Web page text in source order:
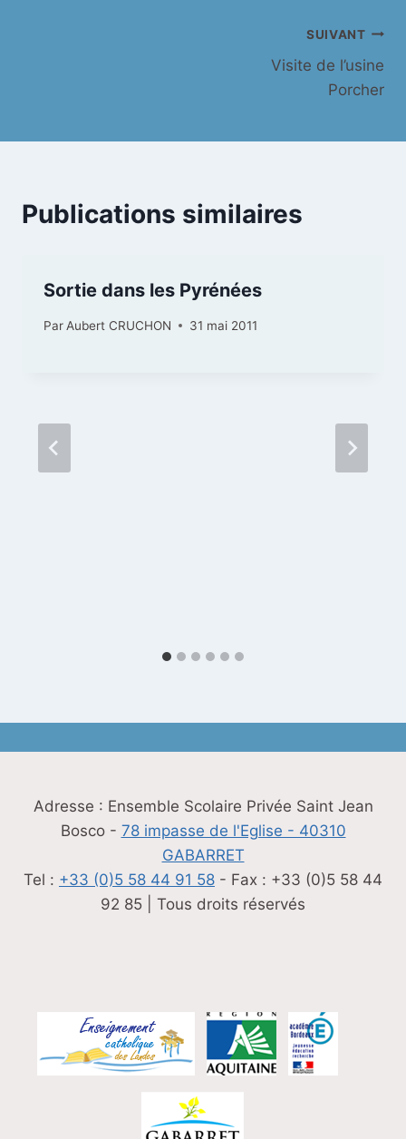
SUIVANT
Visite de l’usine
Porcher
Publications similaires
Sortie dans les Pyrénées
Par Aubert CRUCHON 31 mai 2011
Adresse : Ensemble Scolaire Privée Saint Jean
Bosco - 78 impasse de l'Eglise - 40310
GABARRET
Tel : +33 (0)5 58 44 91 58 - Fax : +33 (0)5 58 44
92 85 | Tous droits réservés